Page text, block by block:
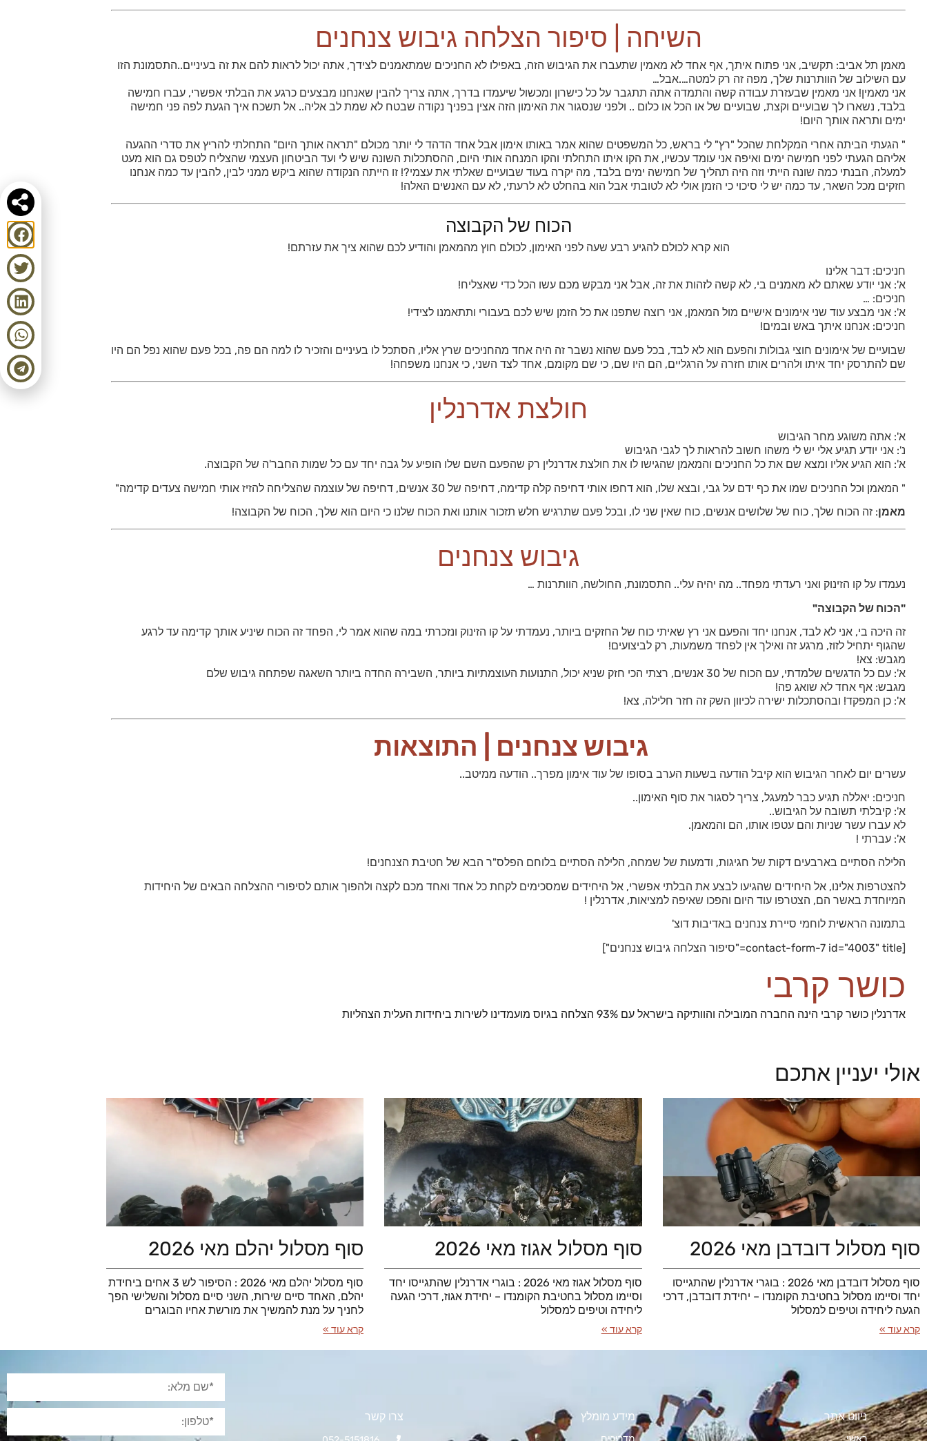
השיחה | סיפור הצלחה גיבוש צנחנים
מאמן תל אביב: תקשיב, אני פתוח איתך, אף אחד לא מאמין שתעברו את הגיבוש הזה, באפילו לא החניכים שמתאמנים לצידך, אתה יכול לראות להם את זה בעיניים..התסמונת הזו
עם השילוב של הוותרנות שלך, מפה זה רק למטה….אבל…
אני מאמין! אני מאמין שבעזרת עבודה קשה והתמדה אתה תתגבר על כל כישרון ומכשול שיעמדו בדרך, אתה צריך להבין שאנחנו מבצעים כרגע את הבלתי אפשרי, עברו חמישה
בלבד, נשארו לך שבועיים וקצת, שבועיים של או הכל או כלום .. ולפני שנסגור את האימון הזה אצין בפניך נקודה שבטח לא שמת לב אליה.. אל תשכח איך הגעת לפה פני חמישה
ימים ותראה אותך היום!
" הגעתי הביתה אחרי המקלחת שהכל "רץ" לי בראש, כל המשפטים שהוא אמר באותו אימון אבל אחד הדהד לי יותר מכולם "תראה אותך היום" התחלתי להריץ את סדרי ההגעה
אליהם הגעתי לפני חמישה ימים ואיפה אני עומד עכשיו, את הקו איתו התחלתי והקו המנחה אותי היום, ההסתכלות השונה שיש לי ועד הביטחון העצמי שהצליח לטפס גם הוא מעט
למעלה, הבנתי כמה שונה הייתי וזה היה תהליך של חמישה ימים בלבד, מה יקרה בעוד שבועיים שאלתי את עצמי?! זו הייתה הנקודה שהוא ביקש ממני לבין, להבין עד כמה אנחנו
חזקים מכל השאר, עד כמה יש לי סיכוי כי הזמן אולי לא לטובתי אבל הוא בהחלט לא לרעתי, לא עם האנשים האלה!
הכוח של הקבוצה
הוא קרא לכולם להגיע רבע שעה לפני האימון, לכולם חוץ מהמאמן והודיע לכם שהוא ציך את עזרתם!
חניכים: דבר אלינו
א': אני יודע שאתם לא מאמנים בי, לא קשה לזהות את זה, אבל אני מבקש מכם עשו הכל כדי שאצליח!
חניכים: …
א': אני מבצע עוד שני אימונים אישיים מול המאמן, אני רוצה שתפנו את כל הזמן שיש לכם בעבורי ותתאמנו לצידי!
חניכים: אנחנו איתך באש ובמים!
שבועיים של אימונים חוצי גבולות והפעם הוא לא לבד, בכל פעם שהוא נשבר זה היה אחד מהחניכים שרץ אליו, הסתכל לו בעיניים והזכיר לו למה הם פה, בכל פעם שהוא נפל הם היו
שם להתרסק יחד איתו ולהרים אותו חזרה על הרגליים, הם היו שם, כי שם מקומם, אחד לצד השני, כי אנחנו משפחה!
חולצת אדרנלין
א': אתה משוגע מחר הגיבוש
נ': אני יודע תגיע אלי יש לי משהו חשוב להראות לך לגבי הגיבוש
א': הוא הגיע אליו ומצא שם את כל החניכים והמאמן שהגישו לו את חולצת אדרנלין רק שהפעם השם שלו הופיע על גבה יחד עם כל שמות החבר'ה של הקבוצה.
" המאמן וכל החניכים שמו את כף ידם על גבי, ובצא שלו, הוא דחפו אותי דחיפה קלה קדימה, דחיפה של 30 אנשים, דחיפה של עוצמה שהצליחה להזיז אותי חמישה צעדים קדימה"
מאמן: זה הכוח שלך, כוח של שלושים אנשים, כוח שאין שני לו, ובכל פעם שתרגיש חלש תזכור אותנו ואת הכוח שלנו כי היום הוא שלך, הכוח של הקבוצה!
גיבוש צנחנים
נעמדו על קו הזינוק ואני רעדתי מפחד.. מה יהיה עלי.. התסמונת, החולשה, הוותרנות …
"הכוח של הקבוצה"
זה היכה בי, אני לא לבד, אנחנו יחד והפעם אני רץ שאיתי כוח של החזקים ביותר, נעמדתי על קו הזינוק ונזכרתי במה שהוא אמר לי, הפחד זה הכוח שיניע אותך קדימה עד לרגע
שהגוף יתחיל לזוז, מרגע זה ואילך אין לפחד משמעות, רק לביצועים!
מגבש: צא!
א': עם כל הדגשים שלמדתי, עם הכוח של 30 אנשים, רצתי הכי חזק שניא יכול, התנועות העוצמתיות ביותר, השבירה החדה ביותר השאגה שפתחה גיבוש שלם
מגבש: אף אחד לא שואג פה!
א': כן המפקד! ובהסתכלות ישירה לכיוון השק זה חזר חלילה, צא!
גיבוש צנחנים | התוצאות
עשרים יום לאחר הגיבוש הוא קיבל הודעה בשעות הערב בסופו של עוד אימון מפרך.. הודעה ממיטב..
חניכים: יאללה תגיע כבר למעגל, צריך לסגור את סוף האימון..
א': קיבלתי תשובה על הגיבוש..
לא עברו עשר שניות והם עטפו אותו, הם והמאמן.
א': עברתי !
הלילה הסתיים בארבעים דקות של חגיגות, ודמעות של שמחה, הלילה הסתיים בלוחם הפלס"ר הבא של חטיבת הצנחנים!
להצטרפות אלינו, אל היחידים שהגיעו לבצע את הבלתי אפשרי, אל היחידים שמסכימים לקחת כל אחד ואחד מכם לקצה ולהפוך אותם לסיפורי ההצלחה הבאים של היחידות
המיוחדת באשר הם, הצטרפו עוד היום והפכו שאיפה למציאות, אדרנלין !
בתמונה הראשית לוחמי סיירת צנחנים באדיבות דוצ'
[contact-form-7 id="4003" title="סיפור הצלחה גיבוש צנחנים"]
כושר קרבי
אדרנלין כושר קרבי הינה החברה המובילה והוותיקה בישראל עם 93% הצלחה בגיוס מועמדינו לשירות ביחידות העלית הצהליות
אולי יעניין אתכם
סוף מסלול דובדבן מאי 2026
סוף מסלול דובדבן מאי 2026 : בוגרי אדרנלין שהתגייסו
יחד וסיימו מסלול בחטיבת הקומנדו – יחידת דובדבן, דרכי
הגעה ליחידה וטיפים למסלול
קרא עוד »
סוף מסלול אגוז מאי 2026
סוף מסלול אגוז מאי 2026 : בוגרי אדרנלין שהתגייסו יחד
וסיימו מסלול בחטיבת הקומנדו – יחידת אגוז, דרכי הגעה
ליחידה וטיפים למסלול
קרא עוד »
סוף מסלול יהלם מאי 2026
סוף מסלול יהלם מאי 2026 : הסיפור לש 3 אחים ביחידת
יהלם, האחד סיים שירות, השני סיים מסלול והשלישי הפך
לחניך על מנת להמשיך את מורשת אחיו הבוגרים
קרא עוד »
ניווט אתר מידע מומלץ צרו קשר